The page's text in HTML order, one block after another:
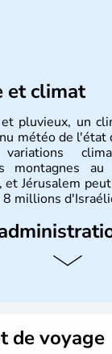
et climat
pluvieux, un
météo de l'état
montagnes
Jérusalem
8 millions
de la partie
dans le
de voyage